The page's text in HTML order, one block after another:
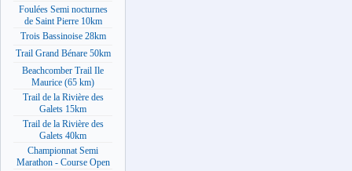
Foulées Semi nocturnes
de Saint Pierre 10km
Trois Bassinoise 28km
Trail Grand Bénare 50km
Beachcomber Trail Ile
Maurice (65 km)
Trail de la Rivière des
Galets 15km
Trail de la Rivière des
Galets 40km
Championnat Semi
Marathon - Course Open